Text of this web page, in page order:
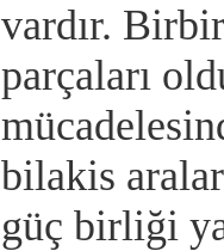
vardır.
parçaları
bilakis
güç birliği